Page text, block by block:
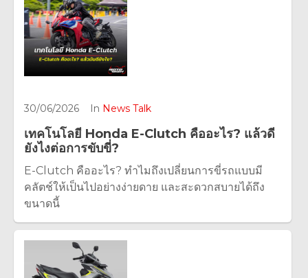
30/06/2026 In News Talk
เทคโนโลยี Honda E-Clutch คืออะไร? แล้วดี
ยังไงต่อการขับขี่?
E-Clutch คืออะไร? ทำไมถึงเปลี่ยนการขี่รถแบบมี
คลัตช์ให้เป็นไปอย่างง่ายดาย และสะดวกสบายได้ถึง
ขนาดนี้